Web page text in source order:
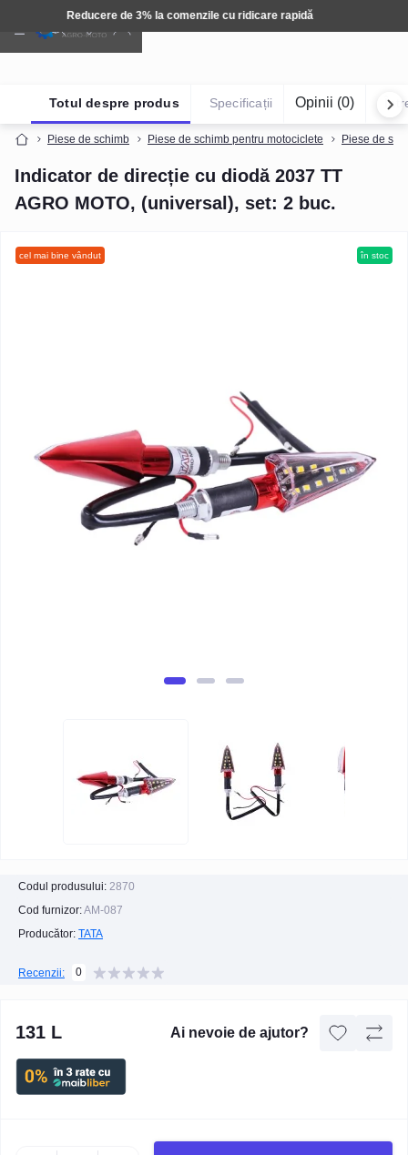
Tehnică: Livrare gratuită
Piese de schimb Piese de schimb pentru motociclete Piese de
Indicator de direcție cu diodă 2037 TT
AGRO MOTO, (universal), set: 2 buc.
Totul despre produs Specificații Opinii (0)
cel mai bine vândut în stoc
Codul produsului: 2870
Cod furnizor:AM-087
Producător: TATA
Recenzii: 0
131 L Ai nevoie de ajutor?